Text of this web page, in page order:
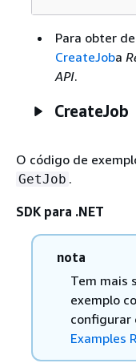
Para obter
CreateJoba
API.
CreateJob
O código de
GetJob .
SDK para .NET
nota
Tem mais
exemplo
configurar
Examples